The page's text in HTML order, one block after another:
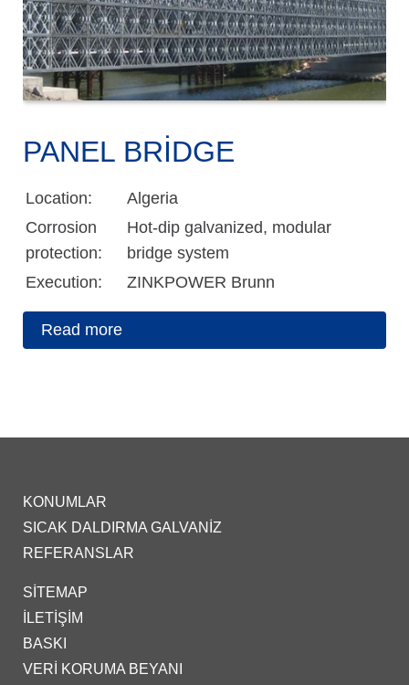
PANEL BRIDGE
Location:
Algeria
Corrosion
protection:
Hot-dip galvanized, modular
bridge system
Execution:
ZINKPOWER Brunn
Read more
KONUMLAR
SICAK DALDIRMA GALVANIZ
REFERANSLAR
SITEMAP
İLETIŞIM
BASKI
VERI KORUMA BEYANI